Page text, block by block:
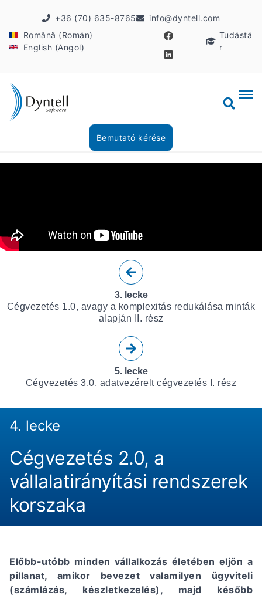
+36 (70) 635-8765
info@dyntell.com
Română (Román)
English (Angol)
Tudástá
r
Bemutató kérése
3. lecke
Cégvezetés 1.0, avagy a komplexitás redukálása minták
alapján II. rész
5. lecke
Cégvezetés 3.0, adatvezérelt cégvezetés I. rész
4. lecke
Cégvezetés 2.0, a
vállalatirányítási rendszerek
korszaka
Előbb-utóbb minden vállalkozás életében eljön a
pillanat, amikor bevezet valamilyen ügyviteli
(számlázás, készletkezelés), majd később